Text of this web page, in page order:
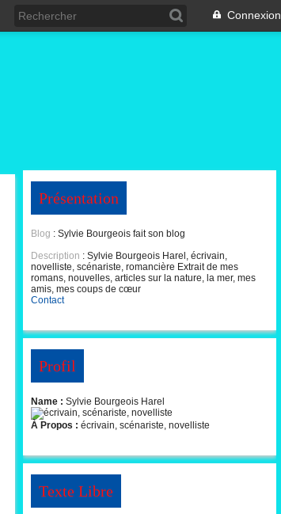
Connexion
Présentation
Blog : Sylvie Bourgeois fait son blog
Description : Sylvie Bourgeois Harel, écrivain,
novelliste, scénariste, romancière Extrait de mes
romans, nouvelles, articles sur la nature, la mer, mes
amis, mes coups de cœur
Contact
Profil
Name : Sylvie Bourgeois Harel
À Propos : écrivain, scénariste, novelliste
Texte Libre